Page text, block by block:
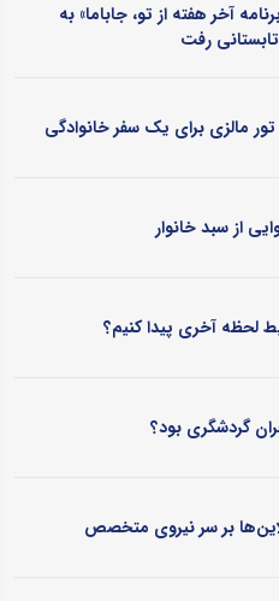
آخر هفته از تو، جاباما» به
رفت
از سبد خانوار
لحظه آخری پیدا کنیم؟
بر سر نیروی متخصص